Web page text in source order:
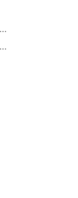
掘墓人 : 哈哈，确实如此，今天又用 Trae 写了个软件，太高效了
Deep Router : 现在有AI之后，写代码真的方便了好多，多出来很多coffee time